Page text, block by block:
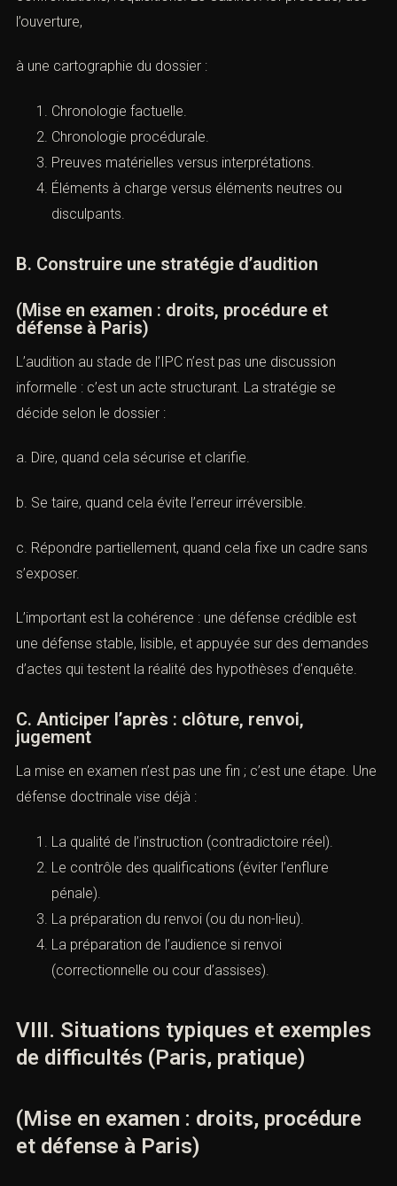
l’ouverture,
à une cartographie du dossier :
Chronologie factuelle.
Chronologie procédurale.
Preuves matérielles versus interprétations.
Éléments à charge versus éléments neutres ou
disculpants.
B. Construire une stratégie d’audition
(Mise en examen : droits, procédure et
défense à Paris)
L’audition au stade de l’IPC n’est pas une discussion
informelle : c’est un acte structurant. La stratégie se
décide selon le dossier :
a. Dire, quand cela sécurise et clarifie.
b. Se taire, quand cela évite l’erreur irréversible.
c. Répondre partiellement, quand cela fixe un cadre sans
s’exposer.
L’important est la cohérence : une défense crédible est
une défense stable, lisible, et appuyée sur des demandes
d’actes qui testent la réalité des hypothèses d’enquête.
C. Anticiper l’après : clôture, renvoi,
jugement
La mise en examen n’est pas une fin ; c’est une étape. Une
défense doctrinale vise déjà :
La qualité de l’instruction (contradictoire réel).
Le contrôle des qualifications (éviter l’enflure
pénale).
La préparation du renvoi (ou du non-lieu).
La préparation de l’audience si renvoi
(correctionnelle ou cour d’assises).
VIII. Situations typiques et exemples
de difficultés (Paris, pratique)
(Mise en examen : droits, procédure
et défense à Paris)